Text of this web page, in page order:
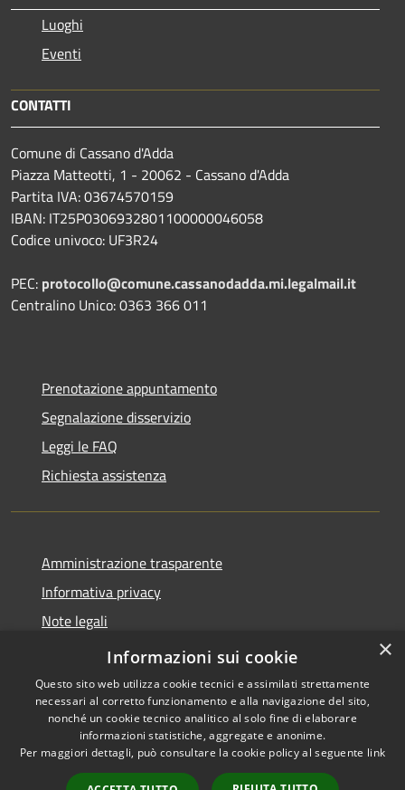
Luoghi
Eventi
CONTATTI
Comune di Cassano d'Adda
Piazza Matteotti, 1 - 20062 - Cassano d'Adda
Partita IVA: 03674570159
IBAN: IT25P0306932801100000046058
Codice univoco: UF3R24
PEC: protocollo@comune.cassanodadda.mi.legalmail.it
Centralino Unico: 0363 366 011
Prenotazione appuntamento
Segnalazione disservizio
Leggi le FAQ
Richiesta assistenza
Amministrazione trasparente
Informativa privacy
Note legali
Dichiarazione di accessibilità
Accessibilità
Copyright © 2026 • Comune di
Cassano d'Adda • Powered by
Municipium• Accesso
×
Informazioni sui cookie
Questo sito web utilizza cookie tecnici e assimilati strettamente
necessari al corretto funzionamento e alla navigazione del sito,
nonché un cookie tecnico analitico al solo fine di elaborare
informazioni statistiche, aggregate e anonime.
Per maggiori dettagli, può consultare la cookie policy al seguente link